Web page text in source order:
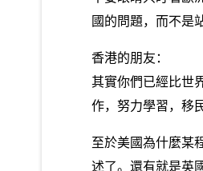
國的問題，而不是
香港的朋友：
其實你們已經比世
作，努力學習，移
至於美國為什麼某
述了。還有就是英